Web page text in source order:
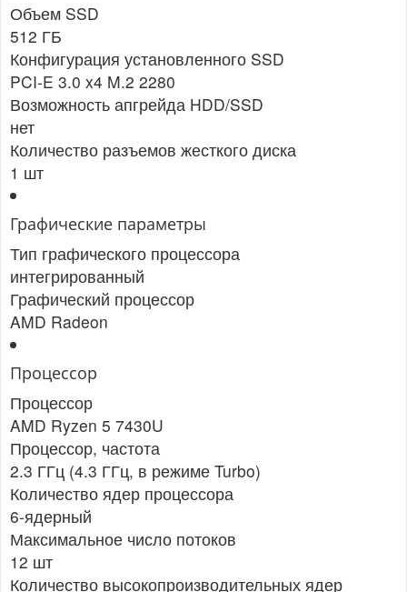
Объем SSD
512 ГБ
Конфигурация установленного SSD
PCI-E 3.0 x4 M.2 2280
Возможность апгрейда HDD/SSD
нет
Количество разъемов жесткого диска
1 шт
Графические параметры
Тип графического процессора
интегрированный
Графический процессор
AMD Radeon
Процессор
Процессор
AMD Ryzen 5 7430U
Процессор, частота
2.3 ГГц (4.3 ГГц, в режиме Turbo)
Количество ядер процессора
6-ядерный
Максимальное число потоков
12 шт
Количество высокопроизводительных ядер